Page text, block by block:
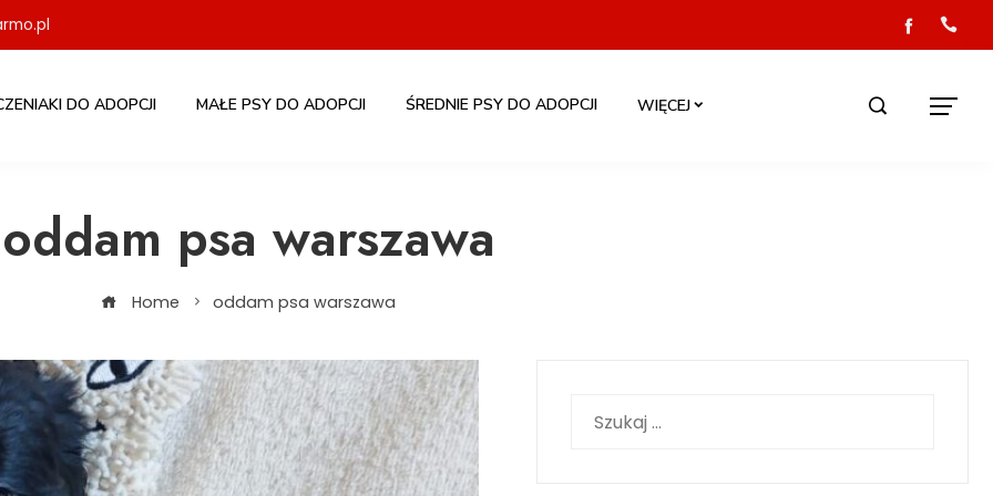
DO ADOPCJI MAŁE PSY DO ADOPCJI ŚREDNIE PSY DO ADOPCJI WIĘCEJ
oddam psa warszawa
Home oddam psa warszawa